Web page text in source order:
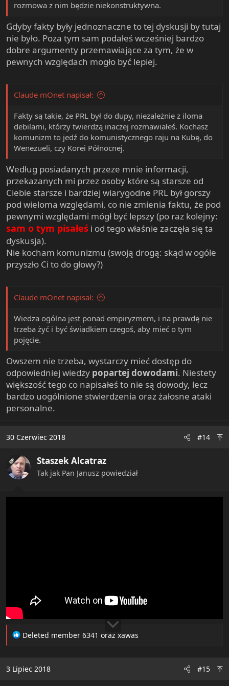
rozmowa z nim będzie niekonstruktywna.
Gdyby fakty były jednoznaczne to tej dyskusji by tutaj
nie było. Poza tym sam podałeś wcześniej bardzo
dobre argumenty przemawiające za tym, że w
pewnych względach mogło być lepiej.
Claude mOnet napisał:
Fakty są takie, że PRL był do dupy, niezależnie z iloma
debilami, którzy twierdzą inaczej rozmawiałeś. Kochasz
komunizm to jedź do komunistycznego raju na Kubę, do
Wenezueli, czy Korei Północnej.
Według posiadanych przeze mnie informacji,
przekazanych mi przez osoby które są starsze od
Ciebie starsze i bardziej wiarygodne PRL był gorszy
pod wieloma względami, co nie zmienia faktu, że pod
pewnymi względami mógł być lepszy (po raz kolejny:
sam o tym pisałeś i od tego właśnie zaczęła się ta
dyskusja).
Nie kocham komunizmu (swoją drogą: skąd w ogóle
przyszło Ci to do głowy?)
Claude mOnet napisał:
Wiedza ogólna jest ponad empiryzmem, i na prawdę nie
trzeba żyć i być świadkiem czegoś, aby mieć o tym
pojęcie.
Owszem nie trzeba, wystarczy mieć dostęp do
odpowiedniej wiedzy popartej dowodami. Niestety
większość tego co napisałeś to nie są dowody, lecz
bardzo uogólnione stwierdzenia oraz żałosne ataki
personalne.
30 Czerwiec 2018 #14
OP Staszek Alcatraz
Tak jak Pan Janusz powiedział
R
c
t
Deleted member 6341 oraz xawas
3 Lipiec 2018 #15